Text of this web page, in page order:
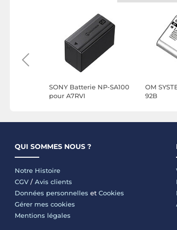
SONY Batterie NP-SA100
pour A7RVI
OM
92B
QUI SOMMES NOUS ?
Notre Histoire
CGV / Avis clients
Données personnelles et Cookies
Gérer mes cookies
Mentions légales